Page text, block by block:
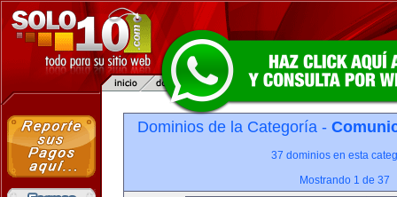
Dominios de la Categoría -
37 dominios en esta
Mostrando 1 de 37